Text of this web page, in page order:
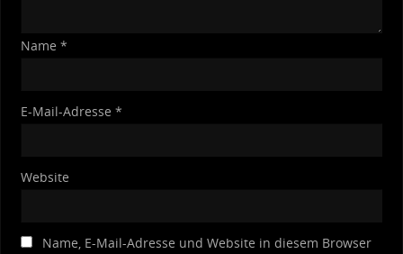
Name *
E-Mail-Adresse *
Website
Name, E-Mail-Adresse und Website in diesem Browser